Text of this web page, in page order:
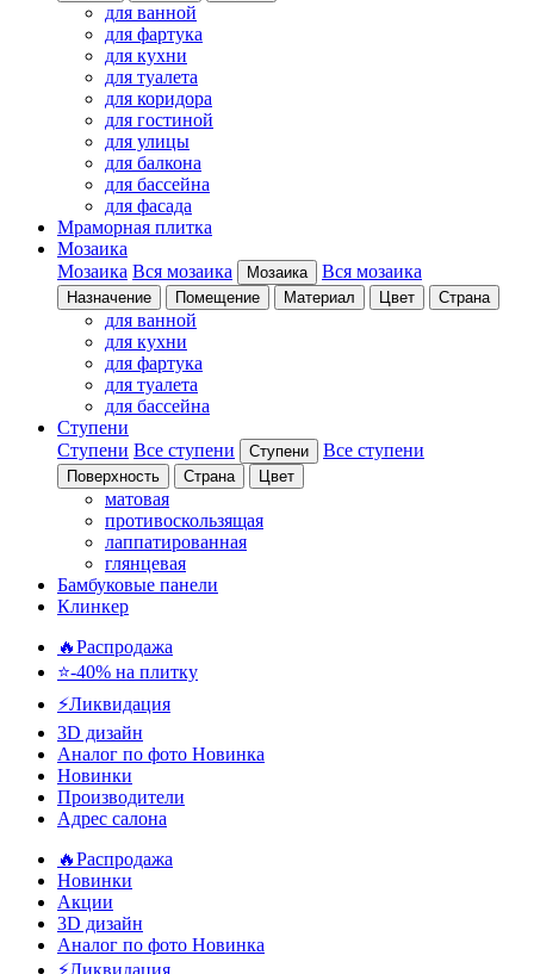
для ванной
для фартука
для кухни
для туалета
для коридора
для гостиной
для улицы
для балкона
для бассейна
для фасада
Мраморная плитка
Мозаика
Мозаика Вся мозаика Мозаика Вся мозаика
Назначение Помещение Материал Цвет Страна
для ванной
для кухни
для фартука
для туалета
для бассейна
Ступени
Ступени Все ступени Ступени Все ступени
Поверхность Страна Цвет
матовая
противоскользящая
лаппатированная
глянцевая
Бамбуковые панели
Клинкер
🔥Распродажа
⭐-40% на плитку
⚡️Ликвидация
3D дизайн
Аналог по фото Новинка
Новинки
Производители
Адрес салона
🔥Распродажа
Новинки
Акции
3D дизайн
Аналог по фото Новинка
⚡Ликвидация